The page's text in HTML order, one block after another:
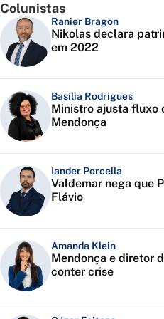
Colunistas
Ranier Bragon
Nikolas declara
em 2022
Basília Rodrigues
Ministro ajusta fluxo
Mendonça
Iander Porcella
Valdemar nega que
Flávio
Amanda Klein
Mendonça e diretor
conter crise